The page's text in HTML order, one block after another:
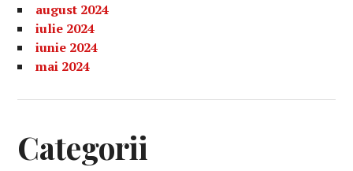
august 2024
iulie 2024
iunie 2024
mai 2024
Categorii